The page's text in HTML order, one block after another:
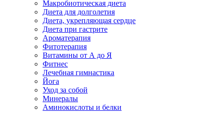
Макробиотическая диета
Диета для долголетия
Диета, укрепляющая сердце
Диета при гастрите
Ароматерапия
Фитотерапия
Витамины от А до Я
Фитнес
Лечебная гимнастика
Йога
Уход за собой
Минералы
Аминокислоты и белки